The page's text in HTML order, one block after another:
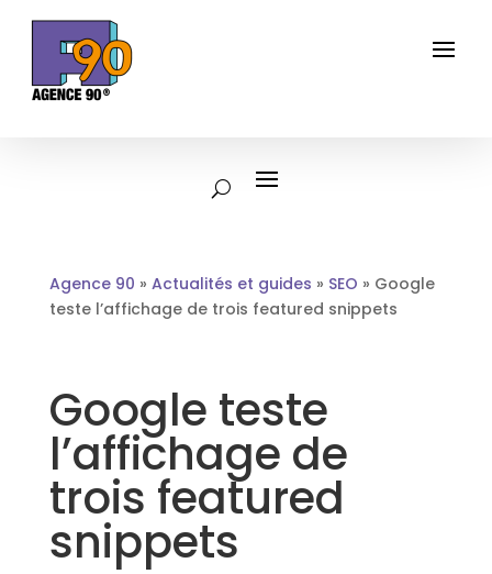
Agence 90 » Actualités et guides » SEO » Google
teste l’affichage de trois featured snippets
Google teste
l’affichage de
trois featured
snippets